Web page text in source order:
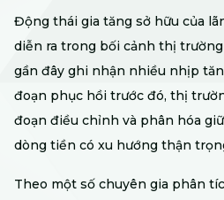
Động thái gia tăng sở hữu của
diễn ra trong bối cảnh thị
gần đây ghi nhận nhiều nhịp
đoạn phục hồi trước đó, thị
đoạn điều chỉnh và phân hóa
dòng tiền có xu hướng thận
Theo một số chuyên gia phân